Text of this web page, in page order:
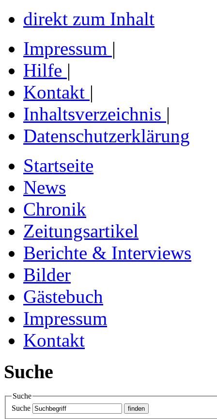
direkt zum Inhalt
Impressum |
Hilfe |
Kontakt |
Inhaltsverzeichnis |
Datenschutzerklärung
Startseite
News
Chronik
Zeitungsartikel
Berichte & Interviews
Bilder
Gästebuch
Impressum
Kontakt
Suche
Suche
Suche